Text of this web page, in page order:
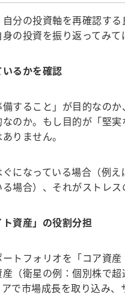
分の投資軸を再確認す
の投資を振り返ってみて
るかを確認
備すること」が目的なの
のか。もし目的が「堅
りません。
になっている場合（例
場合）、それがストレス
資産」の役割分担
トフォリオを「コア資
（衛星の例：個別株で
で市場成長を取り込み、